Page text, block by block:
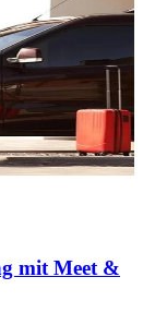
mit Meet &